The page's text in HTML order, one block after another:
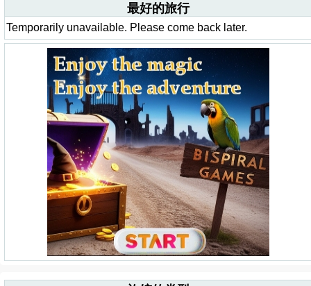
最好的旅行
Temporarily unavailable. Please come back later.